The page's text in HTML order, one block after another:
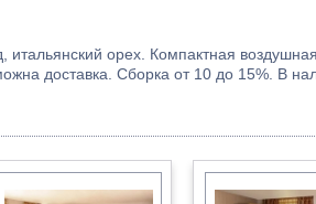
орех. Компактная
доставка. Сборка от 10 до 15%. В